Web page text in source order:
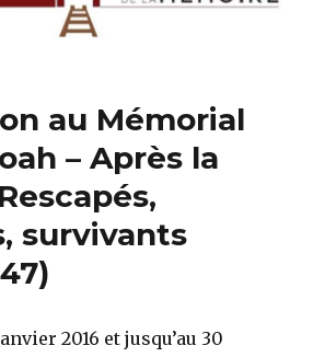
au Mémorial
– Après la
survivants
2016 et jusqu’au 30